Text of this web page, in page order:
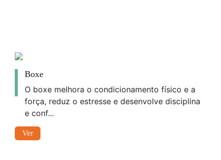
Boxe
O boxe melhora o condicionamento físico e a
força, reduz o estresse e desenvolve disciplina
e conf...
Ver